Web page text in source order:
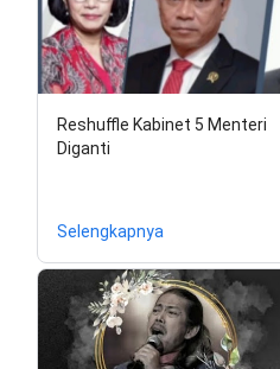
Reshuffle Kabinet 5 Menteri
Diganti
Selengkapnya